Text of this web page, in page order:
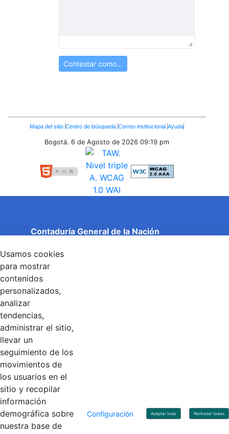
Contestar como...
Enlaces
Inferiores
Mapa del sitio Centro de búsqueda Correo institucional Ayuda
Bogotá. 6 de Agosto de 2026 09:19 pm
Contaduría General de la Nación
Entidad adscrita al Ministerio de Hacienda y Crédito
Público
Torre 1 (Aire) - Piso 15, Bogotá D.C., Colombia
Código Postal: 111071
Linkedin
Contacto
Línea de servicio al ciudadano: +57(601) 492 64 00
Correo Institucional:
Correo de notificaciones judiciales:
notificacionjudicial@contaduria.gov.co
Correo de Asuntos disciplinarios:
Usamos cookies
para mostrar
contenidos
personalizados,
analizar
tendencias,
administrar el sitio,
llevar un
seguimiento de los
movimientos de
los usuarios en el
sitio y recopilar
información
demográfica sobre
nuestra base de
Configuración Aceptar todo Rechazar todas